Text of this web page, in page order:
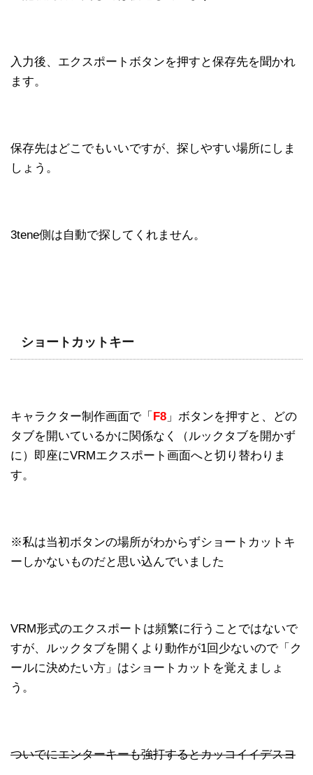
入力後、エクスポートボタンを押すと保存先を聞かれ
ます。
保存先はどこでもいいですが、探しやすい場所にしま
しょう。
3tene側は自動で探してくれません。
ショートカットキー
キャラクター制作画面で「 F8 」ボタンを押すと、どの
タブを開いているかに関係なく（ルックタブを開かず
に）即座にVRMエクスポート画面へと切り替わりま
す。
※私は当初ボタンの場所がわからずショートカットキ
ーしかないものだと思い込んでいました
VRM形式のエクスポートは頻繁に行うことではないで
すが、ルックタブを開くより動作が1回少ないので「ク
ールに決めたい方」はショートカットを覚えましょ
う。
ついでにエンターキーも強打するとカッコイイデスヨ